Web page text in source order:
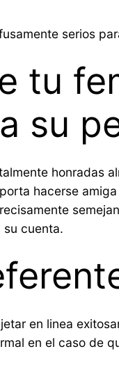
serios
tu
su
honradas
hacerse
su cuenta.
en li­nea
en el caso de